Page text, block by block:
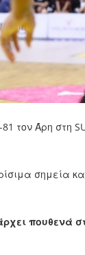
τον Άρη στη
σημεία
πουθενά